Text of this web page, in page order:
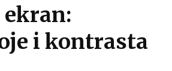
i kontrasta